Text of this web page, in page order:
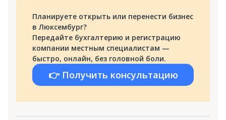
Планируете открыть или перенести бизнес
в Люксембург?
Передайте бухгалтерию и регистрацию
компании местным специалистам —
быстро, онлайн, без головной боли.
👉 Получить консультацию